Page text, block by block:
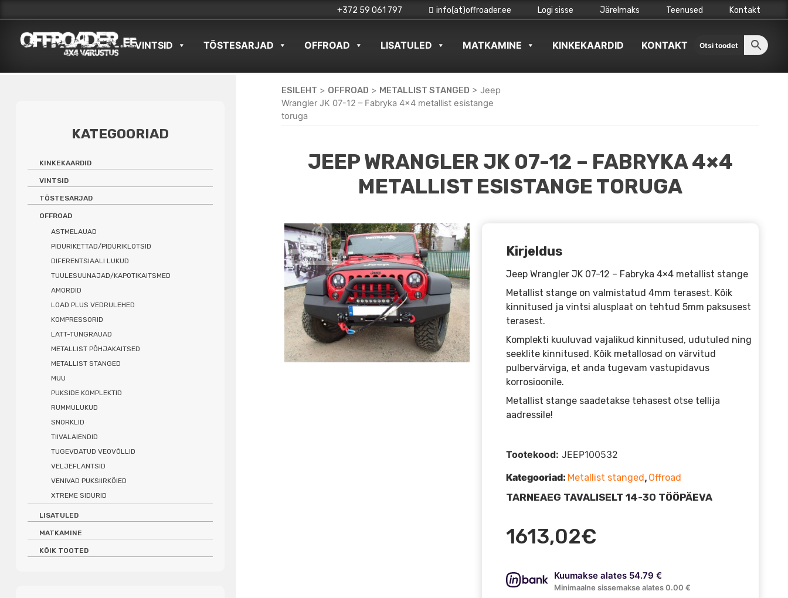
content
+372 59 061 797 info(at)offroader.ee Logi sisse Järelmaks Teenused Kontakt
VINTSID TÕSTESARJAD OFFROAD LISATULED MATKAMINE KINKEKAARDID KONTAKT
ESILEHT > OFFROAD > METALLIST STANGED >Jeep
Wrangler JK 07-12 – Fabryka 4×4 metallist esistange
toruga
JEEP WRANGLER JK 07-12 – FABRYKA 4×4
METALLIST ESISTANGE TORUGA
1613,02€
Kirjeldus
Jeep Wrangler JK 07-12 – Fabryka 4×4 metallist stange
Metallist stange on valmistatud 4mm terasest. Kõik
kinnitused ja vintsi alusplaat on tehtud 5mm paksusest
terasest.
Komplekti kuuluvad vajalikud kinnitused, udutuled ning
seeklite kinnitused. Kõik metallosad on värvitud
pulbervärviga, et anda tugevam vastupidavus
korrosioonile.
Metallist stange saadetakse tehasest otse tellija
aadressile!
Kuumakse alates 54.79 €
Minimaalne sissemakse alates 0.00 €
Tootekood: JEEP100532
Kategooriad: Metallist stanged , Offroad
TARNEAEG TAVALISELT 14-30 TÖÖPÄEVA
KATEGOORIAD
KINKEKAARDID
VINTSID
TÕSTESARJAD
OFFROAD
ASTMELAUAD
PIDURIKETTAD/PIDURIKLOTSID
DIFERENTSIAALI LUKUD
TUULESUUNAJAD/KAPOTIKAITSMED
AMORDID
LOAD PLUS VEDRULEHED
KOMPRESSORID
LATT-TUNGRAUAD
METALLIST PÕHJAKAITSED
METALLIST STANGED
MUU
PUKSIDE KOMPLEKTID
RUMMULUKUD
SNORKLID
TIIVALAIENDID
TUGEVDATUD VEOVÕLLID
VELJEFLANTSID
VENIVAD PUKSIIRKÖIED
XTREME SIDURID
LISATULED
MATKAMINE
KÕIK TOOTED